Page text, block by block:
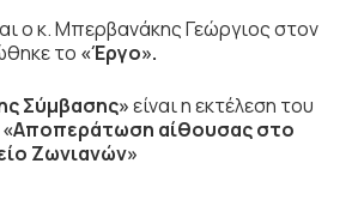
ο κ. Μπερβανάκης Γεώργιος στον
το «Έργο».
Σύμβασης»είναι η εκτέλεση του
«Αποπεράτωση αίθουσας στο
Ζωνιανών»